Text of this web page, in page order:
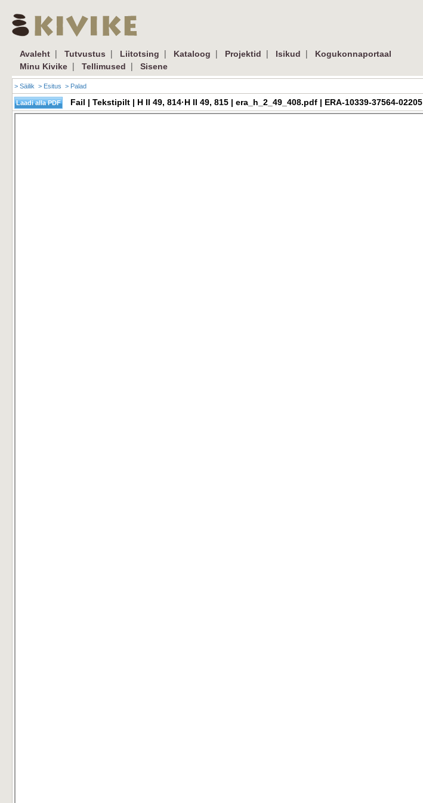
Avaleht | Tutvustus | Liitotsing | Kataloog | Projektid | Isikud |
Kogukonnaportaal
Minu Kivike | Tellimused | Sisene
> Säilik > Esitus > Palad
Fail | Tekstipilt | H II 49, 814·H II 49, 815 | era_h_2_49_408.pdf | ERA-10339-37564-02205